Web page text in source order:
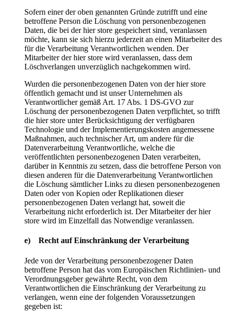
Sofern einer der oben genannten Gründe zutrifft und eine
betroffene Person die Löschung von personenbezogenen
Daten, die bei der hier store gespeichert sind, veranlassen
möchte, kann sie sich hierzu jederzeit an einen Mitarbeiter des
für die Verarbeitung Verantwortlichen wenden. Der
Mitarbeiter der hier store wird veranlassen, dass dem
Löschverlangen unverzüglich nachgekommen wird.
Wurden die personenbezogenen Daten von der hier store
öffentlich gemacht und ist unser Unternehmen als
Verantwortlicher gemäß Art. 17 Abs. 1 DS-GVO zur
Löschung der personenbezogenen Daten verpflichtet, so trifft
die hier store unter Berücksichtigung der verfügbaren
Technologie und der Implementierungskosten angemessene
Maßnahmen, auch technischer Art, um andere für die
Datenverarbeitung Verantwortliche, welche die
veröffentlichten personenbezogenen Daten verarbeiten,
darüber in Kenntnis zu setzen, dass die betroffene Person von
diesen anderen für die Datenverarbeitung Verantwortlichen
die Löschung sämtlicher Links zu diesen personenbezogenen
Daten oder von Kopien oder Replikationen dieser
personenbezogenen Daten verlangt hat, soweit die
Verarbeitung nicht erforderlich ist. Der Mitarbeiter der hier
store wird im Einzelfall das Notwendige veranlassen.
e) Recht auf Einschränkung der Verarbeitung
Jede von der Verarbeitung personenbezogener Daten
betroffene Person hat das vom Europäischen Richtlinien- und
Verordnungsgeber gewährte Recht, von dem
Verantwortlichen die Einschränkung der Verarbeitung zu
verlangen, wenn eine der folgenden Voraussetzungen
gegeben ist: